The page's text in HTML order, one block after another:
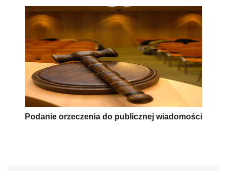
Podanie orzeczenia do publicznej wiadomości